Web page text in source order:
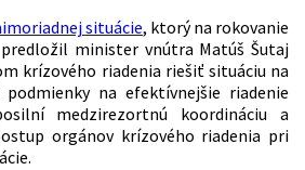
situácie, ktorý na rokovanie
predložil minister vnútra Matúš Šutaj
krízového riadenia riešiť situáciu na
na efektívnejšie riadenie
medzirezortnú koordináciu a
orgánov krízového riadenia pri